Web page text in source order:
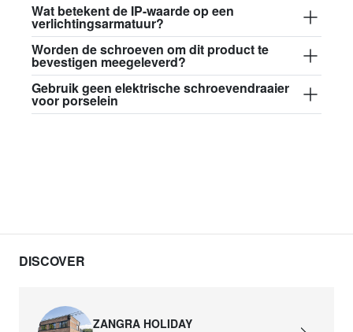
Wat betekent de IP-waarde op een
verlichtingsarmatuur?
Worden de schroeven om dit product te
bevestigen meegeleverd?
Gebruik geen elektrische schroevendraaier
voor porselein
DISCOVER
ZANGRA HOLIDAY